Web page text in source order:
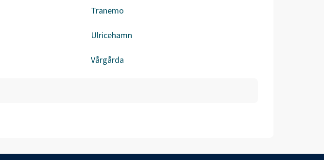
Tranemo
Ulricehamn
Vårgårda